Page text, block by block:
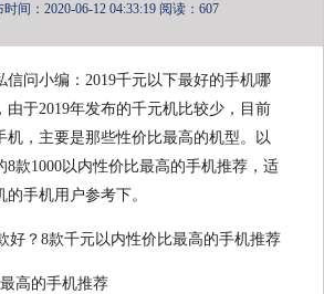
时间：2020-06-12 04:33:19 阅读：607
信问小编：2019千元以下最好的手机哪
由于2019年发布的千元机比较少，目前
机，主要是那些性价比最高的机型。以
8款1000以内性价比最高的手机推荐，适
手机用户参考下。
高的手机推荐